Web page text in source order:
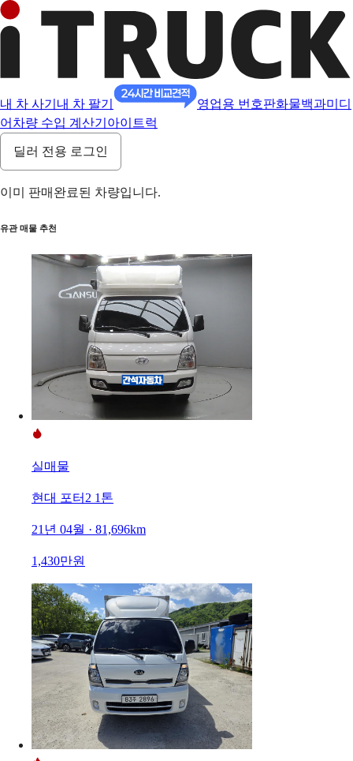
내 차 사기 내 차 팔기 영업용 번호판화물백과미디
어 차량 수입 계산기 아이트럭
딜러 전용 로그인
이미 판매완료된 차량입니다.
유관 매물 추천
실매물
현대 포터2 1톤
21년 04월 · 81,696km
1,430만원